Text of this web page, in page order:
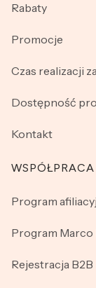
Rabaty
Promocje
Czas realizacji
Dostępność
Kontakt
WSPÓŁPRACA
Program
Program Marco
Rejestracja B2B